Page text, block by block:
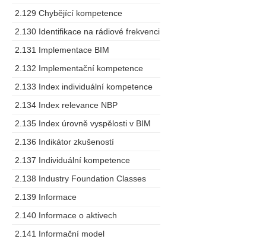
2.129 Chybějící kompetence
2.130 Identifikace na rádiové frekvenci
2.131 Implementace BIM
2.132 Implementační kompetence
2.133 Index individuální kompetence
2.134 Index relevance NBP
2.135 Index úrovně vyspělosti v BIM
2.136 Indikátor zkušeností
2.137 Individuální kompetence
2.138 Industry Foundation Classes
2.139 Informace
2.140 Informace o aktivech
2.141 Informační model